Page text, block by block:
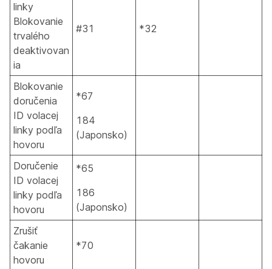
linky
Blokovanie
trvalého
deaktivovan
ia
#31 *32
Blokovanie
doručenia
ID volacej
linky podľa
hovoru
*67
184
(Japonsko)
Doručenie
ID volacej
linky podľa
hovoru
*65
186
(Japonsko)
Zrušiť
čakanie
hovoru
*70